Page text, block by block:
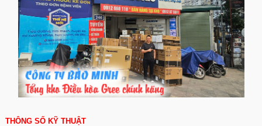
THÔNG SỐ KỸ THUẬT